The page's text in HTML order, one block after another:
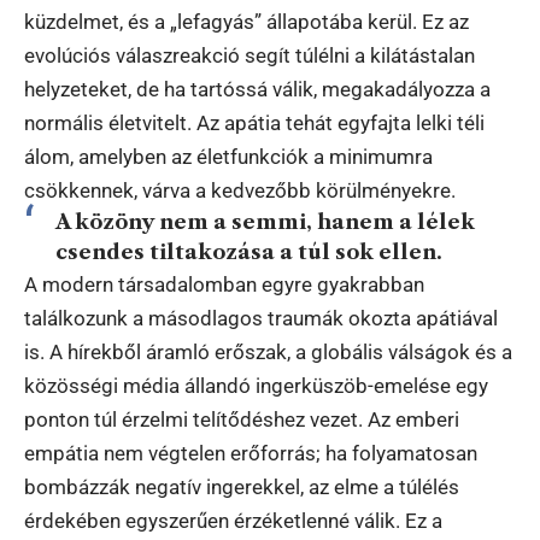
küzdelmet, és a „lefagyás” állapotába kerül. Ez az
evolúciós válaszreakció segít túlélni a kilátástalan
helyzeteket, de ha tartóssá válik, megakadályozza a
normális életvitelt. Az apátia tehát egyfajta lelki téli
álom, amelyben az életfunkciók a minimumra
csökkennek, várva a kedvezőbb körülményekre.
A közöny nem a semmi, hanem a lélek
csendes tiltakozása a túl sok ellen.
A modern társadalomban egyre gyakrabban
találkozunk a másodlagos traumák okozta apátiával
is. A hírekből áramló erőszak, a globális válságok és a
közösségi média állandó ingerküszöb-emelése egy
ponton túl érzelmi telítődéshez vezet. Az emberi
empátia nem végtelen erőforrás; ha folyamatosan
bombázzák negatív ingerekkel, az elme a túlélés
érdekében egyszerűen érzéketlenné válik. Ez a